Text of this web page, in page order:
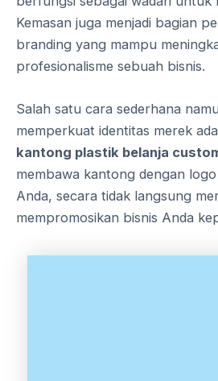
Kemasan juga menjadi bagian
branding yang mampu
profesionalisme sebuah bisnis.
Salah satu cara sederhana
memperkuat identitas merek
kantong plastik belanja
membawa kantong dengan
Anda, secara tidak langsung
mempromosikan bisnis Anda